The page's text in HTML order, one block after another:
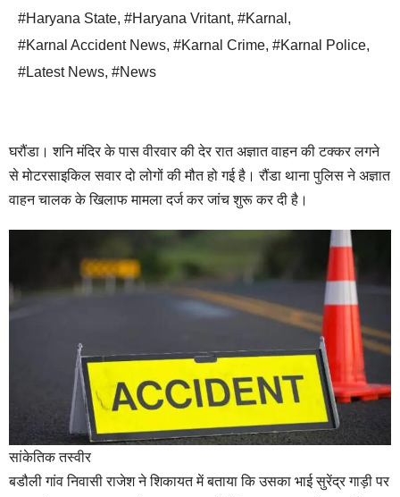
#Haryana State, #Haryana Vritant, #Karnal ,
#Karnal Accident News, #Karnal Crime, #Karnal Police,
#Latest News, #News
घरौंडा। शनि मंदिर के पास वीरवार की देर रात अज्ञात वाहन की टक्कर लगने
से मोटरसाइकिल सवार दो लोगों की मौत हो गई है। रौंडा थाना पुलिस ने अज्ञात
वाहन चालक के खिलाफ मामला दर्ज कर जांच शुरू कर दी है।
सांकेतिक तस्वीर
बडौली गांव निवासी राजेश ने शिकायत में बताया कि उसका भाई सुरेंद्र गाड़ी पर